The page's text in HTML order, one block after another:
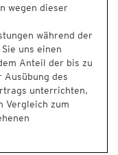
wegen dieser
während der
uns einen
Anteil der bis zu
Ausübung des
unterrichten,
Vergleich zum